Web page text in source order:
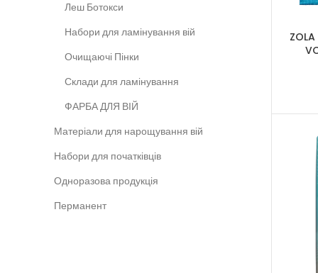
Леш Ботокси
Набори для ламінування вій
Очищаючі Пінки
Склади для ламінування
ФАРБА ДЛЯ ВІЙ
Матеріали для нарощування вій
Набори для початківців
Одноразова продукція
Перманент